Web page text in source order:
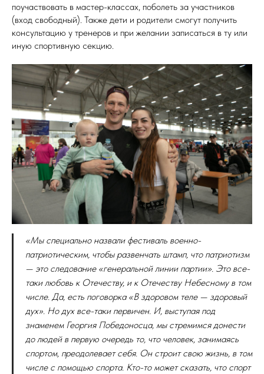
поучаствовать в мастер-классах, поболеть за участников
(вход свободный). Также дети и родители смогут получить
консультацию у тренеров и при желании записаться в ту или
иную спортивную секцию.
«Мы специально назвали фестиваль военно-
патриотическим, чтобы развенчать штамп, что патриотизм
— это следование «генеральной линии партии». Это все-
таки любовь к Отечеству, и к Отечеству Небесному в том
числе. Да, есть поговорка «В здоровом теле — здоровый
дух». Но дух все-таки первичен. И, выступая под
знаменем Георгия Победоносца, мы стремимся донести
до людей в первую очередь то, что человек, занимаясь
спортом, преодолевает себя. Он строит свою жизнь, в том
числе с помощью спорта. Кто-то может сказать, что спорт